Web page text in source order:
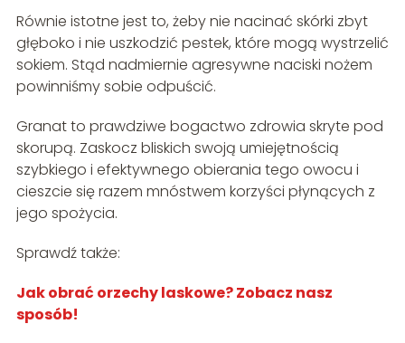
Równie istotne jest to, żeby nie nacinać skórki zbyt
głęboko i nie uszkodzić pestek, które mogą wystrzelić
sokiem. Stąd nadmiernie agresywne naciski nożem
powinniśmy sobie odpuścić.
Granat to prawdziwe bogactwo zdrowia skryte pod
skorupą. Zaskocz bliskich swoją umiejętnością
szybkiego i efektywnego obierania tego owocu i
cieszcie się razem mnóstwem korzyści płynących z
jego spożycia.
Sprawdź także:
Jak obrać orzechy laskowe? Zobacz nasz
sposób!